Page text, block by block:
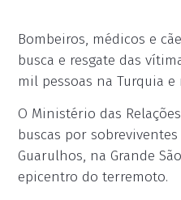
Bombeiros, médicos e
busca e resgate das
mil pessoas na Turquia e
O Ministério das
buscas por
Guarulhos, na Grande
epicentro do terremoto.